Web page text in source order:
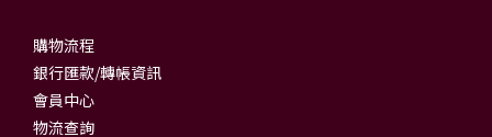
購物流程
銀行匯款/轉帳資訊
會員中心
物流查詢